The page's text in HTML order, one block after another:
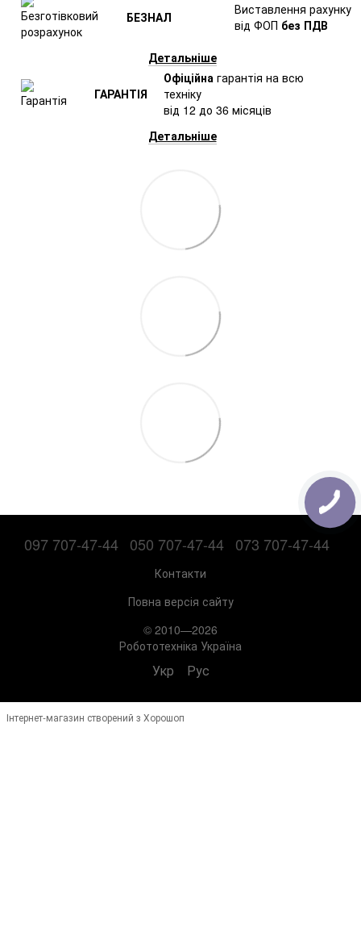
БЕЗНАЛ
Виставлення рахунку
від ФОП без ПДВ
Детальніше
ГАРАНТІЯ
Офіційна гарантія на всю
техніку
від 12 до 36 місяців
Детальніше
097 707-47-44 050 707-47-44 073 707-47-44
Контакти
Повна версія сайту
© 2010—2026
Робототехніка Україна
Укр Рус
Інтернет-магазин створений з Хорошоп